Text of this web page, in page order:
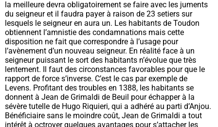
la meilleure devra obligatoirement se faire avec les juments
du seigneur et il faudra payer à raison de 23 setiers sur
lesquels le seigneur en aura un. Les habitants de Toudon
obtiennent l’amnistie des condamnations mais cette
disposition ne fait que correspondre à l’usage pour
l’avènement d’un nouveau seigneur. En réalité face à un
seigneur puissant le sort des habitants n’évolue que très
lentement. Il faut des circonstances favorables pour que le
rapport de force s’inverse. C’est le cas par exemple de
Levens. Profitant des troubles en 1388, les habitants se
donnent à Jean de Grimaldi de Beuil pour échapper à la
sévère tutelle de Hugo Riquieri, qui a adhéré au parti d’Anjou.
Bénéficiaire sans le moindre coût, Jean de Grimaldi a tout
intérêt à octroyer quelques avantages pour s’attacher les